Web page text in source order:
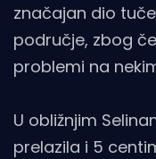
značajan dio
područje, zbog
problemi na
U obližnjim
prelazila i 5